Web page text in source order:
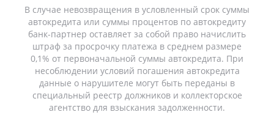
В случае невозвращения в условленный срок суммы
автокредита или суммы процентов по автокредиту
банк-партнер оставляет за собой право начислить
штраф за просрочку платежа в среднем размере
0,1% от первоначальной суммы автокредита. При
несоблюдении условий погашения автокредита
данные о нарушителе могут быть переданы в
специальный реестр должников и коллекторское
агентство для взыскания задолженности.